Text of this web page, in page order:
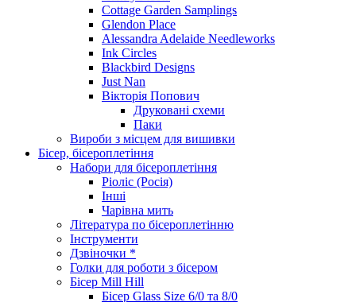
Cottage Garden Samplings
Glendon Place
Alessandra Adelaide Needleworks
Ink Circles
Blackbird Designs
Just Nan
Вікторія Попович
Друковані схеми
Паки
Вироби з місцем для вишивки
Бісер, бісероплетіння
Набори для бісероплетіння
Ріоліс (Росія)
Інші
Чарівна мить
Література по бісероплетінню
Інструменти
Дзвіночки *
Голки для роботи з бісером
Бісер Mill Hill
Бісер Glass Size 6/0 та 8/0